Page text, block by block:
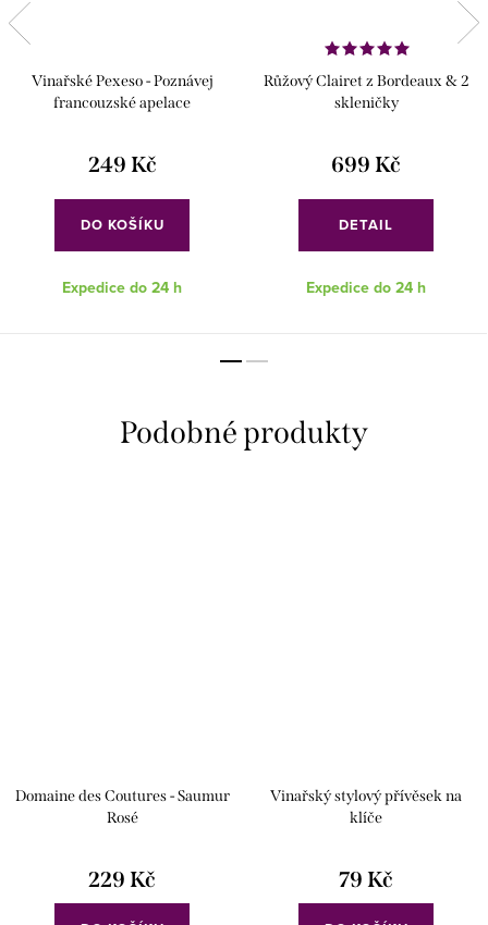
Vinařské Pexeso - Poznávej
francouzské apelace
249 Kč
DO KOŠÍKU
Expedice do 24 h
Růžový Clairet z Bordeaux & 2
skleničky
699 Kč
DETAIL
Expedice do 24 h
Domaine des Coutures - Saumur
Rosé
229 Kč
Vinařský stylový přívěsek na
klíče
79 Kč